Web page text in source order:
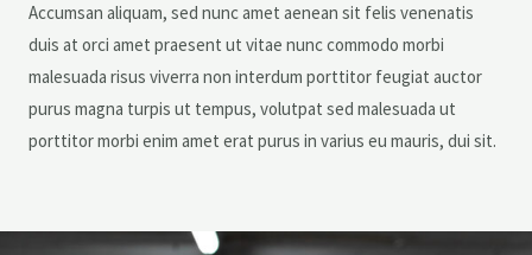
Accumsan aliquam, sed nunc amet aenean sit felis venenatis
duis at orci amet praesent ut vitae nunc commodo morbi
malesuada risus viverra non interdum porttitor feugiat auctor
purus magna turpis ut tempus, volutpat sed malesuada ut
porttitor morbi enim amet erat purus in varius eu mauris, dui sit.